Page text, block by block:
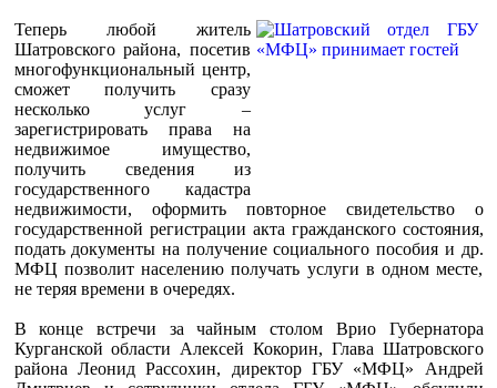
Теперь любой житель
Шатровского района, посетив
многофункциональный центр,
сможет получить сразу
несколько услуг –
зарегистрировать права на
недвижимое имущество,
получить сведения из
государственного кадастра
недвижимости, оформить повторное свидетельство о
государственной регистрации акта гражданского состояния,
подать документы на получение социального пособия и др.
МФЦ позволит населению получать услуги в одном месте,
не теряя времени в очередях.
В конце встречи за чайным столом Врио Губернатора
Курганской области Алексей Кокорин, Глава Шатровского
района Леонид Рассохин, директор ГБУ «МФЦ» Андрей